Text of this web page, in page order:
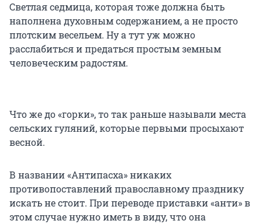
Светлая седмица, которая тоже должна быть
наполнена духовным содержанием, а не просто
плотским весельем. Ну а тут уж можно
расслабиться и предаться простым земным
человеческим радостям.
Что же до «горки», то так раньше называли места
сельских гуляний, которые первыми просыхают
весной.
В названии «Антипасха» никаких
противопоставлений православному празднику
искать не стоит. При переводе приставки «анти» в
этом случае нужно иметь в виду, что она